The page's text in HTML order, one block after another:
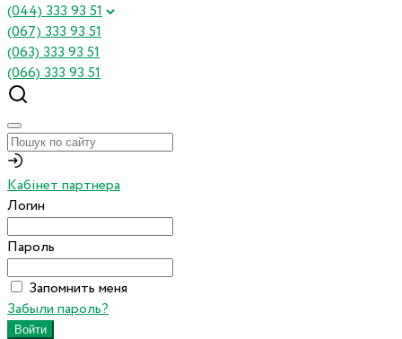
(044) 333 93 51
(067) 333 93 51
(063) 333 93 51
(066) 333 93 51
Кабінет партнера
Логин
Пароль
Запомнить меня
Забыли пароль?